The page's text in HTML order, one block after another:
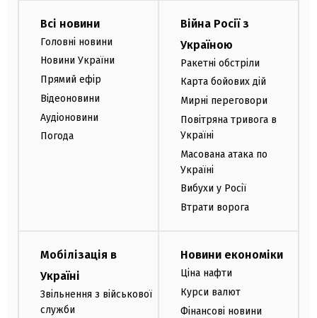
Всі новини
Головні новини
Новини України
Прямий ефір
Відеоновини
Аудіоновини
Погода
Війна Росії з
Україною
Ракетні обстріли
Карта бойових дій
Мирні переговори
Повітряна тривога в
Україні
Масована атака по
Україні
Вибухи у Росії
Втрати ворога
Мобілізація в
Україні
Звільнення з військової
служби
Новини економіки
Ціна нафти
Курси валют
Фінансові новини